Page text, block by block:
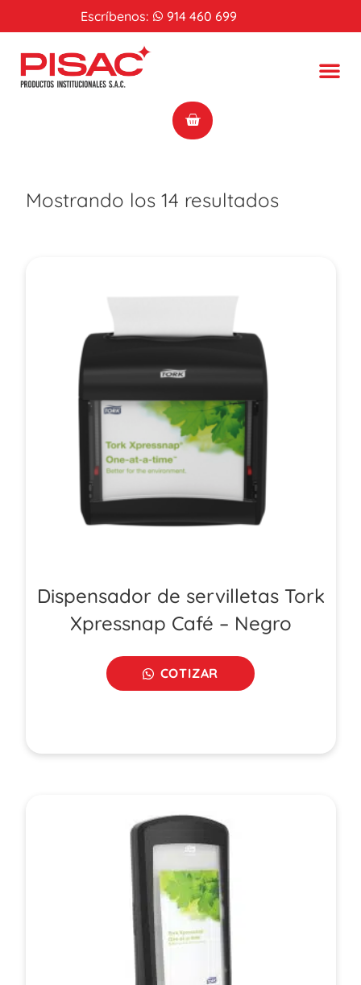
Escríbenos: 914 460 699
Mostrando los 14 resultados
Dispensador de servilletas Tork
Xpressnap Café – Negro
COTIZAR